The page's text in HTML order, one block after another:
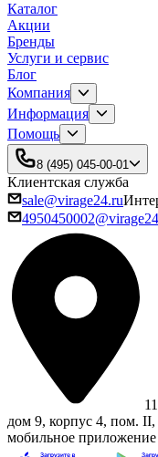
Каталог
Акции
Бренды
Услуги и сервис
Блог
Компания
Информация
Помощь
8 (495) 045-00-01
Клиентская служба
sale@virage24.ru
дом 9, корпус 4, пом.
мобильное